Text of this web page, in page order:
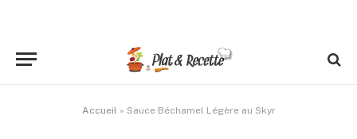
Accueil » Sauce Béchamel Légère au Skyr